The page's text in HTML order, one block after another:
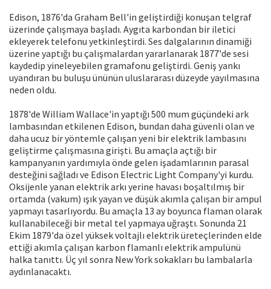
Edison, 1876'da Graham Bell'in geliştirdiği konuşan telgraf
üzerinde çalışmaya başladı. Aygıta karbondan bir iletici
ekleyerek telefonu yetkinleştirdi. Ses dalgalarının dinamiği
üzerine yaptığı bu çalışmalardan yararlanarak 1877'de sesi
kaydedip yineleyebilen gramafonu geliştirdi. Geniş yankı
uyandıran bu buluşu ününün uluslararası düzeyde yayılmasına
neden oldu.
1878'de William Wallace'in yaptığı 500 mum güçündeki ark
lambasından etkilenen Edison, bundan daha güvenli olan ve
daha ucuz bir yöntemle çalışan yeni bir elektrik lambasını
geliştirme çalışmasına girişti. Bu amaçla açtığı bir
kampanyanın yardımıyla önde gelen işadamlarının parasal
desteğini sağladı ve Edison Electric Light Company'yi kurdu.
Oksijenle yanan elektrik arkı yerine havası boşaltılmış bir
ortamda (vakum) ışık yayan ve düşük akımla çalışan bir ampul
yapmayı tasarlıyordu. Bu amaçla 13 ay boyunca flaman olarak
kullanabileceği bir metal tel yapmaya uğraştı. Sonunda 21
Ekim 1879'da özel yüksek voltajlı elektrik üreteçlerinden elde
ettiği akımla çalışan karbon flamanlı elektrik ampulünü
halka tanıttı. Üç yıl sonra New York sokakları bu lambalarla
aydınlanacaktı.